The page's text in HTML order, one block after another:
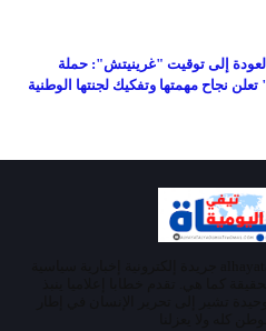
إلى توقيت "غرينيتش": حملة
تعلن نجاح مهمتها وتفكيك لجنتها الوطنية